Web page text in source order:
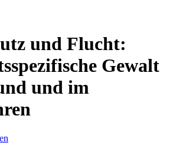
und Flucht:
Gewalt
und im